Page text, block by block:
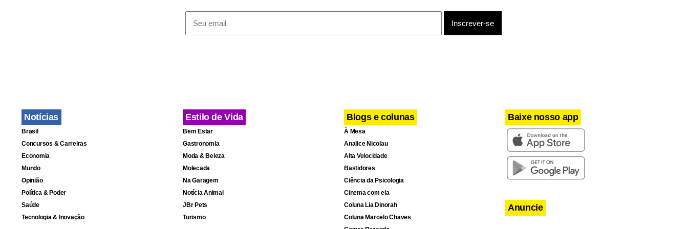
entre os quais a proteção à Amazônia e o sistema carcerário.
Notícias
Brasil
Concursos & Carreiras
Economia
Mundo
Opinião
Política & Poder
Saúde
Tecnologia & Inovação
Estilo de Vida
Bem Estar
Gastronomia
Moda & Beleza
Molecada
Na Garagem
Notícia Animal
JBr Pets
Turismo
Blogs e colunas
À Mesa
Analice Nicolau
Alta Velocidade
Bastidores
Ciência da Psicologia
Cinema com ela
Coluna Lia Dinorah
Coluna Marcelo Chaves
Baixe nosso app
Anuncie